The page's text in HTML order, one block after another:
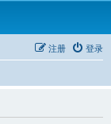
登录
注册